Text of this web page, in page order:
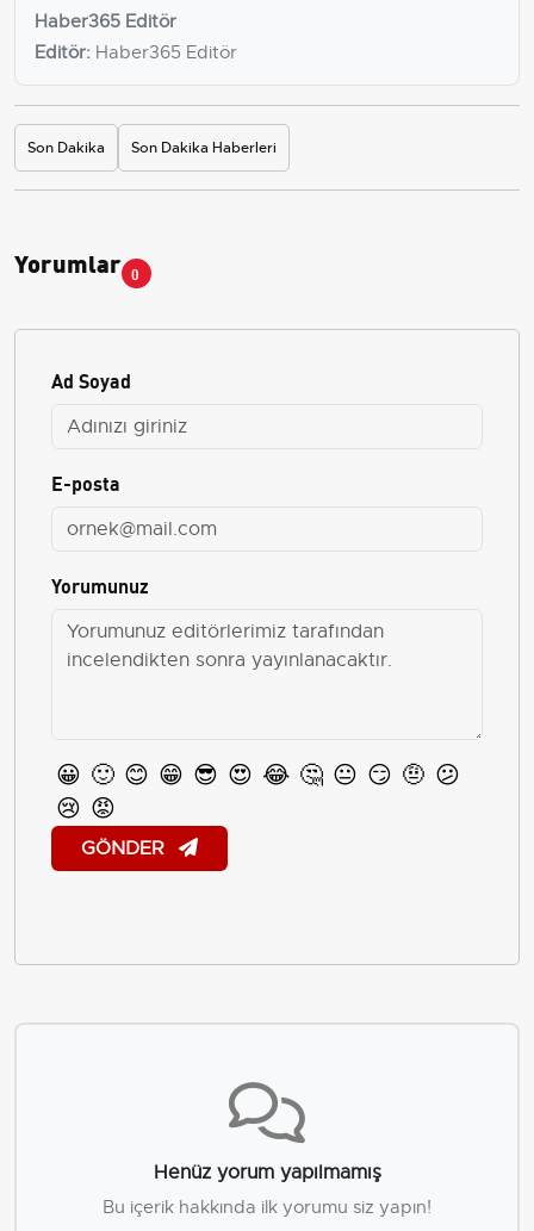
Haber365 Editör
Editör: Haber365 Editör
Son Dakika Son Dakika Haberleri
Yorumlar 0
Ad Soyad
E-posta
Yorumunuz
😀 🙂 😊 😁 😎 😍 😂 🤔 😐 😏 🤨 😕
😢 😡
GÖNDER
Henüz yorum yapılmamış
Bu içerik hakkında ilk yorumu siz yapın!